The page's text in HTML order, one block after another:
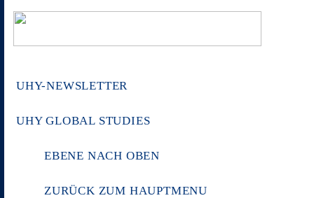
UHY-NEWSLETTER
UHY GLOBAL STUDIES
EBENE NACH OBEN
ZURÜCK ZUM HAUPTMENU